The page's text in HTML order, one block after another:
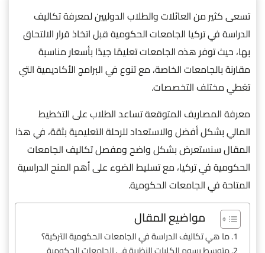
تسعى كثير من العائلات والطلاب الدوليين لمعرفة تكاليف
الدراسة في تركيا الجامعات الحكومية قبل اتخاذ قرار الالتحاق
بها، حيث توفر هذه الجامعات تعليمًا جيدًا بأسعار مناسبة
مقارنة بالجامعات الخاصة، مع تنوع في البرامج الأكاديمية التي
تغطي مختلف التخصصات.
معرفة المصاريف المتوقعة تساعد الطلاب على التخطيط
المالي بشكل أفضل والاستعداد للرحلة التعليمية بثقة، في هذا
المقال سنستعرض بشكل واضح ومفصل تكاليف الجامعات
الحكومية في تركيا، مع تسليط الضوء على أهم المنح الدراسية
المتاحة في الجامعات الحكومية.
مواضيع المقال
ما هي تكاليف الدراسة في الجامعات الحكومية التركية؟